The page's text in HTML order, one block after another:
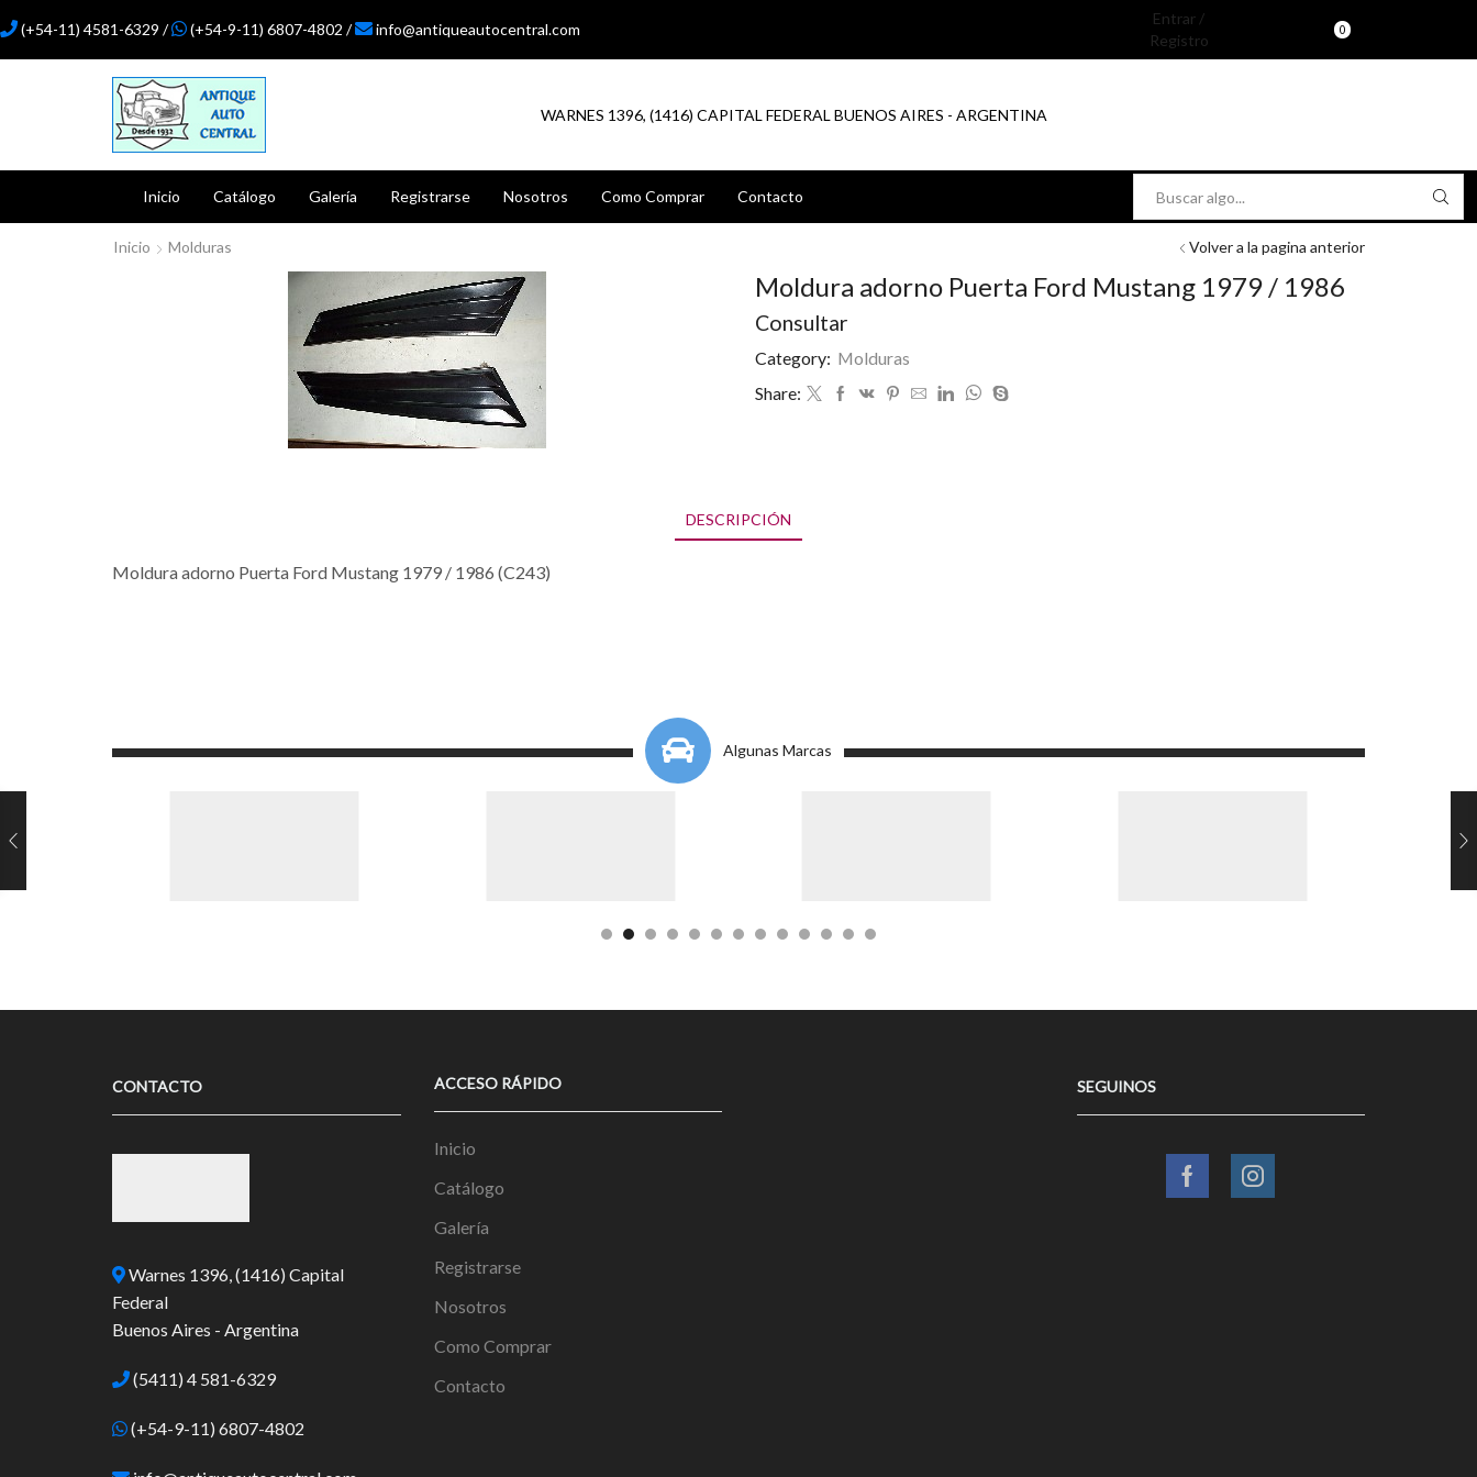
(+54-11) 4581-6329 / (+54-9-11) 6807-4802 / info@antiqueautocentral.com
Entrar /
Registro
0
WARNES 1396, (1416) CAPITAL FEDERAL BUENOS AIRES - ARGENTINA
Inicio Catálogo Galería Registrarse Nosotros Como Comprar Contacto
input
Inicio
Molduras Volver a la pagina anterior
Moldura adorno Puerta Ford Mustang 1979 / 1986
Consultar
Category: Molduras
Share:
DESCRIPCIÓN
Moldura adorno Puerta Ford Mustang 1979 / 1986 (C243)
Algunas Marcas
CONTACTO
Warnes 1396, (1416) Capital
Federal
Buenos Aires - Argentina
(5411) 4 581-6329
(+54-9-11) 6807-4802
ACCESO RÁPIDO
Inicio
Catálogo
Galería
Registrarse
Nosotros
Como Comprar
Contacto
SEGUINOS
FacebookInstagram